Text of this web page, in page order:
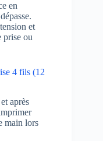
en
et
prise ou
4 fils (12
après
main lors